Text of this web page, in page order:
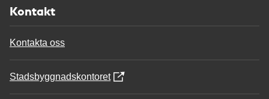
Kontakt
Kontakta oss
Stadsbyggnadskontoret